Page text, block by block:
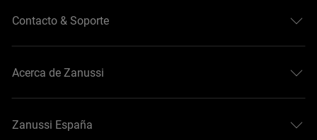
Contacto & Soporte
Acerca de Zanussi
Zanussi España